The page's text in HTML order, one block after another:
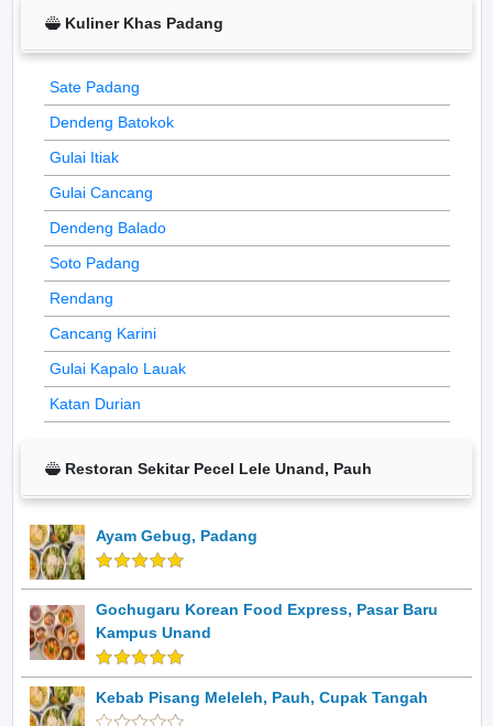
Kuliner Khas Padang
Sate Padang
Dendeng Batokok
Gulai Itiak
Gulai Cancang
Dendeng Balado
Soto Padang
Rendang
Cancang Karini
Gulai Kapalo Lauak
Katan Durian
Restoran Sekitar Pecel Lele Unand, Pauh
Ayam Gebug, Padang
Gochugaru Korean Food Express, Pasar Baru
Kampus Unand
Kebab Pisang Meleleh, Pauh, Cupak Tangah